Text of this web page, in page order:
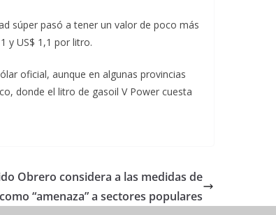
súper pasó a tener un valor de poco más
y US$ 1,1 por litro.
oficial, aunque en algunas provincias
donde el litro de gasoil V Power cuesta
Obrero considera a las medidas de
“amenaza” a sectores populares